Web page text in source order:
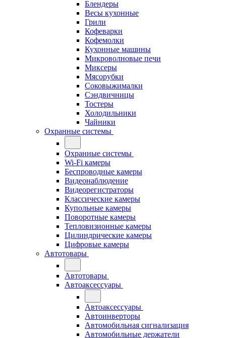
Блендеры
Весы кухонные
Грили
Кофеварки
Кофемолки
Кухонные машины
Микроволновые печи
Миксеры
Мясорубки
Соковыжималки
Сэндвичницы
Тостеры
Холодильники
Чайники
Охранные системы
Охранные системы
Wi-Fi камеры
Беспроводные камеры
Видеонаблюдение
Видеорегистраторы
Классические камеры
Купольные камеры
Поворотные камеры
Тепловизионные камеры
Цилиндрические камеры
Цифровые камеры
Автотовары
Автотовары
Автоаксессуары
Автоаксессуары
Автоинверторы
Автомобильная сигнализация
Автомобильные держатели